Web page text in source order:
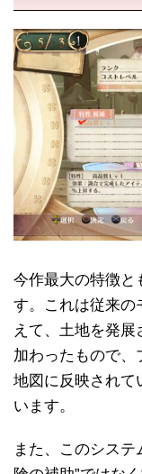
今作最大の特徴と
す。これは従来の
えて、土地を発
加わったもので、
地図に反映されて
います。
また、このシステ